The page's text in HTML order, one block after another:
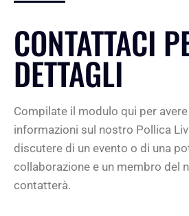
CONTATTACI
DETTAGLI
Compilate il modulo qui per
informazioni sul nostro Pollica
discutere di un evento o di una
collaborazione e un membro del
contatterà.